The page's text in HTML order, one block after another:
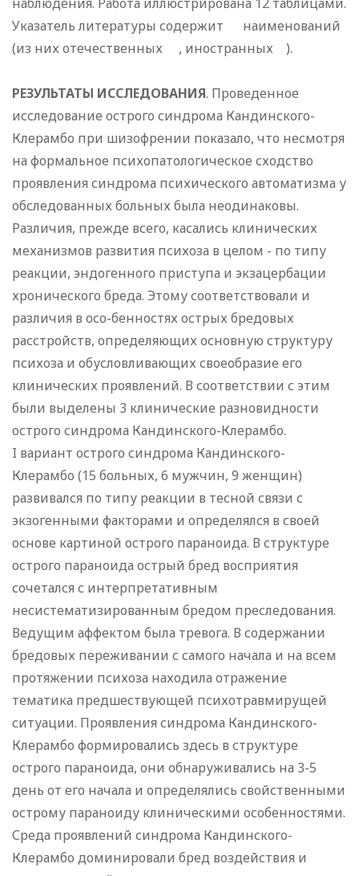
Указатель литературы содержит наименований
(из них отечественных , иностранных ).
РЕЗУЛЬТАТЫ ИССЛЕДОВАНИЯ. Проведенное
исследование острого синдрома Кандинского-
Клерамбо при шизофрении показало, что несмотря
на формальное психопатологическое сходство
проявления синдрома психического автоматизма у
обследованных больных была неодинаковы.
Различия, прежде всего, касались клинических
механизмов развития психоза в целом - по типу
реакции, эндогенного приступа и экзацербации
хронического бреда. Этому соответствовали и
различия в осо-бенностях острых бредовых
расстройств, определяющих основную структуру
психоза и обусловливающих своеобразие его
клинических проявлений. В соответствии с этим
были выделены 3 клинические разновидности
острого синдрома Кандинского-Клерамбо.
I вариант острого синдрома Кандинского-
Клерамбо (15 больных, 6 мужчин, 9 женщин)
развивался по типу реакции в тесной связи с
экзогенными факторами и определялся в своей
основе картиной острого параноида. В структуре
острого параноида острый бред восприятия
сочетался с интерпретативным
несистематизированным бредом преследования.
Ведущим аффектом была тревога. В содержании
бредовых переживании с самого начала и на всем
протяжении психоза находила отражение
тематика предшествующей психотравмирущей
ситуации. Проявления синдрома Кандинского-
Клерамбо формировались здесь в структуре
острого параноида, они обнаруживались на 3-5
день от его начала и определялись свойственными
острому параноиду клиническими особенностями.
Среда проявлений синдрома Кандинского-
Клерамбо доминировали бред воздействия и